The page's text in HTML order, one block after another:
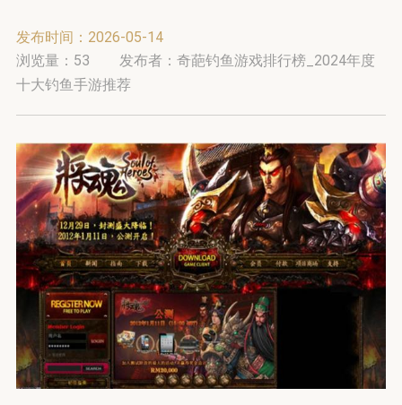
发布时间：2026-05-14
浏览量： 53
发布者：奇葩钓鱼游戏排行榜_2024年度
十大钓鱼手游推荐